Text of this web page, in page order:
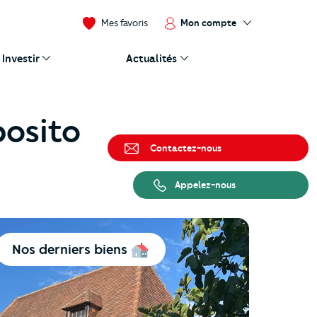
Mes favoris Mon compte
Investir Actualités
Nos derniers biens
Contactez-nous
Appelez-nous